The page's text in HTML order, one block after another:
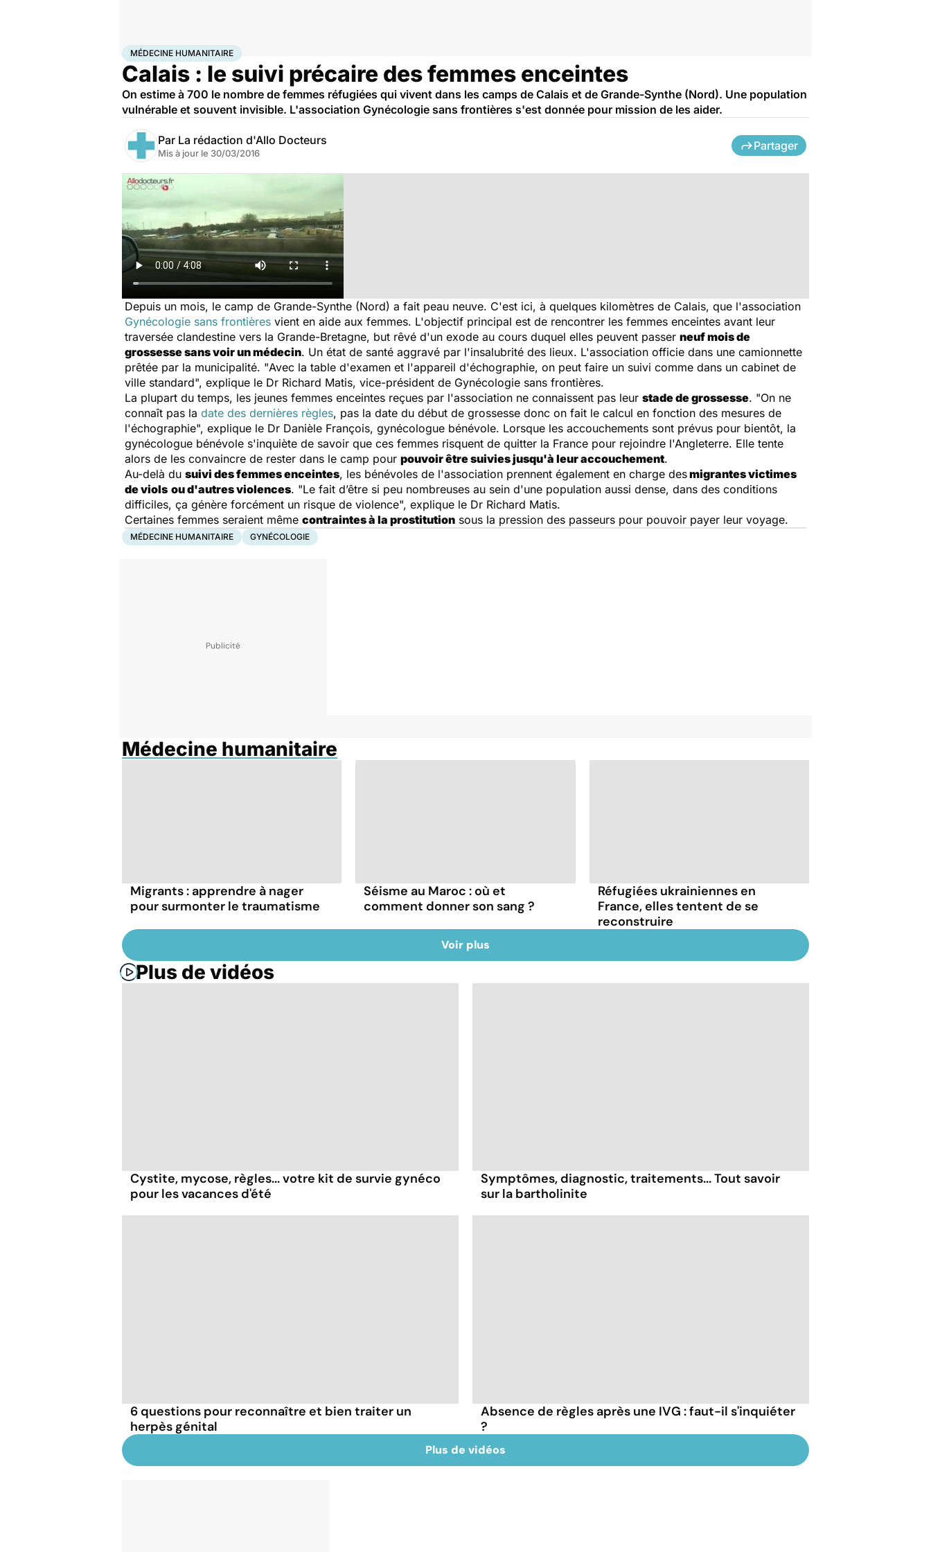
AccueilBien-êtreSexoMédecine humanitaire
MÉDECINE HUMANITAIRE
Calais : le suivi précaire des femmes enceintes
On estime à 700 le nombre de femmes réfugiées qui vivent dans les camps de Calais et de Grande-Synthe (Nord). Une population
vulnérable et souvent invisible. L'association Gynécologie sans frontières s'est donnée pour mission de les aider.
Par La rédaction d'Allo Docteurs
Mis à jour le 30/03/2016
Partager
Depuis un mois, le camp de Grande-Synthe (Nord) a fait peau neuve. C'est ici, à quelques kilomètres de Calais, que l'association
Gynécologie sans frontières vient en aide aux femmes. L'objectif principal est de rencontrer les femmes enceintes avant leur
traversée clandestine vers la Grande-Bretagne, but rêvé d'un exode au cours duquel elles peuvent passer neuf mois de
grossesse sans voir un médecin. Un état de santé aggravé par l'insalubrité des lieux. L'association officie dans une camionnette
prêtée par la municipalité. "Avec la table d'examen et l'appareil d'échographie, on peut faire un suivi comme dans un cabinet de
ville standard", explique le Dr Richard Matis, vice-président de Gynécologie sans frontières.
La plupart du temps, les jeunes femmes enceintes reçues par l'association ne connaissent pas leur stade de grossesse. "On ne
connaît pas la date des dernières règles, pas la date du début de grossesse donc on fait le calcul en fonction des mesures de
l'échographie", explique le Dr Danièle François, gynécologue bénévole. Lorsque les accouchements sont prévus pour bientôt, la
gynécologue bénévole s'inquiète de savoir que ces femmes risquent de quitter la France pour rejoindre l'Angleterre. Elle tente
alors de les convaincre de rester dans le camp pour pouvoir être suivies jusqu'à leur accouchement.
Au-delà du suivi des femmes enceintes, les bénévoles de l'association prennent également en charge desmigrantes victimes
de viols ou d'autres violences. "Le fait d’être si peu nombreuses au sein d'une population aussi dense, dans des conditions
difficiles, ça génère forcément un risque de violence", explique le Dr Richard Matis.
Certaines femmes seraient même contraintes à la prostitution sous la pression des passeurs pour pouvoir payer leur voyage.
MÉDECINE HUMANITAIRE GYNÉCOLOGIE
Médecine humanitaire
Migrants : apprendre à nager
pour surmonter le traumatisme
Séisme au Maroc : où et
comment donner son sang ?
Réfugiées ukrainiennes en
France, elles tentent de se
reconstruire
Voir plus
Plus de vidéos
Cystite, mycose, règles... votre kit de survie gynéco
pour les vacances d'été
Symptômes, diagnostic, traitements... Tout savoir
sur la bartholinite
6 questions pour reconnaître et bien traiter un
herpès génital
Absence de règles après une IVG : faut-il s'inquiéter
?
Plus de vidéos